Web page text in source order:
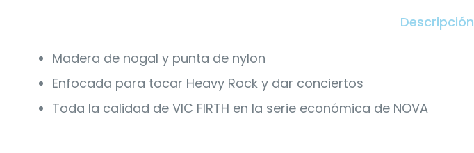
Descripción
Madera de nogal y punta de nylon
Enfocada para tocar Heavy Rock y dar conciertos
Toda la calidad de VIC FIRTH en la serie económica de NOVA